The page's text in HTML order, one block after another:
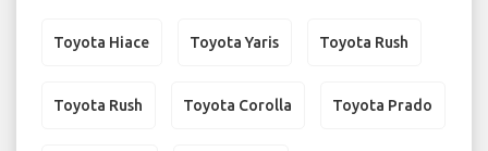
Toyota Hiace Toyota Yaris Toyota Rush
Toyota Rush Toyota Corolla Toyota Prado